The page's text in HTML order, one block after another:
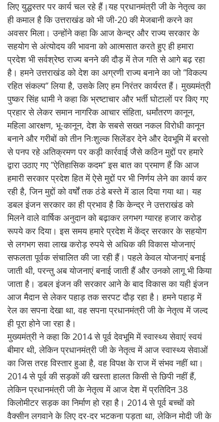
लिए युद्धस्तर पर कार्य चल रहे हैं।यह प्रधानमंत्री जी के नेतृत्व का
ही कमाल है कि उत्तराखंड को भी जी-20 की मेजबानी करने का
अवसर मिला। उन्होंने कहा कि आज केन्द्र और राज्य सरकार के
सहयोग से अंत्योदय की भावना को आत्मसात करते हुए ही हमारा
प्रदेश भी सर्वश्रेष्ठ राज्य बनने की दौड़ में तेज गति से आगे बढ़ रहा
है। हमने उत्तराखंड को देश का अग्रणी राज्य बनाने का जो ’’विकल्प
रहित संकल्प’’ लिया है, उसके लिए हम निरंतर कार्यरत हैं। मुख्यमंत्री
पुष्कर सिंह धामी ने कहा कि भ्रष्टाचार और भर्ती घोटालों पर किए गए
प्रहार से लेकर समान नागरिक आचार संहिता, धर्मांतरण कानून,
महिला आरक्षण, भू-कानून, देश के सबसे सख्त नकल विरोधी कानून
बनाने और गरीबों को तीन निःशुल्क सिलेंडर देने और देवभूमि में बरसो
से पनप रहे अतिक्रमण पर कड़ी कार्रवाई जैसे कठिन मुद्दों पर हमारे
द्वारा उठाए गए ’’ऐतिहासिक कदम’’ इस बात का प्रमाण हैं कि आज
हमारी सरकार प्रदेश हित में ऐसे मुद्दों पर भी निर्णय लेने का कार्य कर
रही है, जिन मुद्दों को वर्षों तक ठंडे बस्ते में डाल दिया गया था। यह
डबल इंजन सरकार का ही प्रभाव है कि केन्द्र ने उत्तराखंड को
मिलने वाले वार्षिक अनुदान को बढ़ाकर लगभग ग्यारह हजार करोड़
रूपये कर दिया। इस समय हमारे प्रदेश में केंद्र सरकार के सहयोग
से लगभग सवा लाख करोड़ रुपये से अधिक की विकास योजनाएं
सफलता पूर्वक संचालित की जा रही हैं। पहले केवल योजनाएं बनाई
जाती थी, परन्तु अब योजनाएं बनाई जाती हैं और उनको लागू भी किया
जाता है। डबल इंजन की सरकार आने के बाद विकास का यही इंजन
आज मैदान से लेकर पहाड़ तक सरपट दौड़ रहा है। हमने पहाड़ में
रेल का सपना देखा था, वह सपना प्रधानमंत्री जी के नेतृत्व में जल्द
ही पूरा होने जा रहा है।
मुख्यमंत्री ने कहा कि 2014 से पूर्व देवभूमि में स्वास्थ्य सेवाएं स्वयं
बीमार थी, लेकिन प्रधानमंत्री जी के नेतृत्व में आज स्वास्थ्य सेवाओं
का जिस तरह विस्तार हुआ है, वह विपक्ष के राज में संभव नहीं था।
2014 से पूर्व की सड़कों की खस्ता हालत किसी से छिपी नहीं हैं,
लेकिन प्रधानमंत्री जी के नेतृत्व में आज देश में प्रतिदिन 38
किलोमीटर सड़क का निर्माण हो रहा है। 2014 से पूर्व बच्चों को
वैक्सीन लगवाने के लिए दर-दर भटकना पड़ता था, लेकिन मोदी जी के